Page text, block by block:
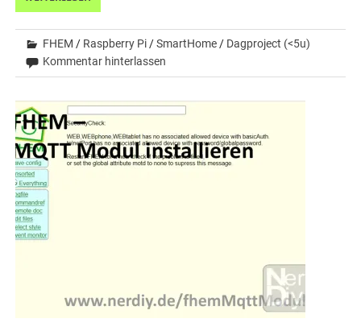
FHEM / Raspberry Pi/SmartHome/ Dagproject (<5u)
Kommentar hinterlassen